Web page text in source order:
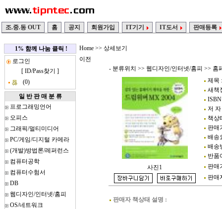
조.중.동 OUT 홈 공지 회원가입 IT기기 IT도서 판매등록
1% 함께 나눔 클릭 !
로그인
[ ID/Pass찾기 ]
(0)
일 반 판 매 분 류
프로그래밍언어
오피스
그래픽/멀티미디어
PC/게임/디지털 카메라
(개발)방법론/레퍼런스
컴퓨터공학
컴퓨터수험서
DB
웹디자인/인터넷/홈피
OS/네트워크
Home >> 상세보기
이전
- 분류위치 >> 웹디자인/인터넷/홈피 >> 홈
제목
새책
ISBN
저
책상
판매
배송
배송
반품
판매
판매
사진1
판매자 책상태 설명 :